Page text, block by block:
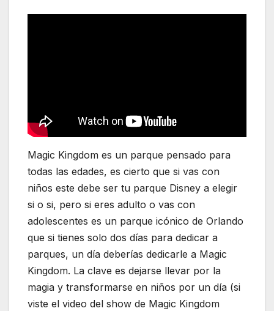
Magic Kingdom es un parque pensado para
todas las edades, es cierto que si vas con
niños este debe ser tu parque Disney a elegir
si o si, pero si eres adulto o vas con
adolescentes es un parque icónico de Orlando
que si tienes solo dos días para dedicar a
parques, un día deberías dedicarle a Magic
Kingdom. La clave es dejarse llevar por la
magia y transformarse en niños por un día (si
viste el video del show de Magic Kingdom